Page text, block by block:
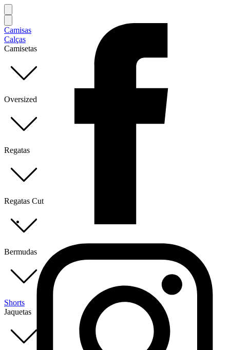
Camisas
Calças
Camisetas
Oversized
Regatas
Regatas Cut
Bermudas
Shorts
Jaquetas